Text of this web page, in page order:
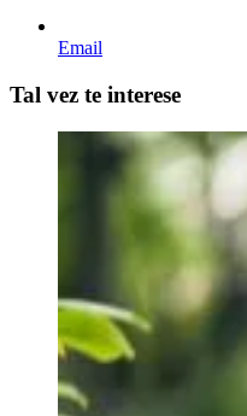
Email
Tal vez te interese